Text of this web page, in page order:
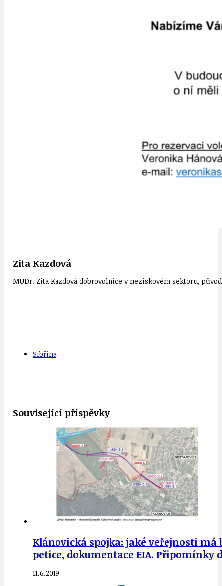
Zita Kazdová
MUDr. Zita Kazdová dobrovolnice v neziskovém sektoru,
Sibřina
Související příspěvky
Klánovická spojka: jaké veřejnosti
petice, dokumentace EIA. Připomínky
11.6.2019